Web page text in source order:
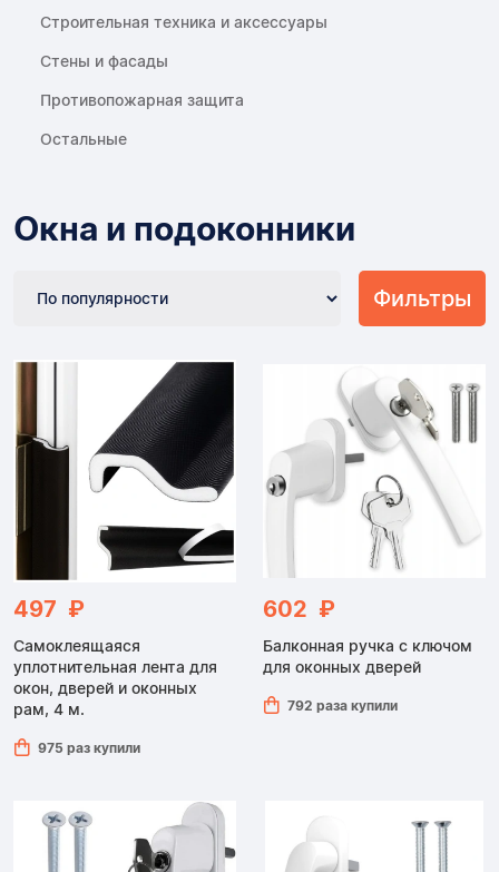
Строительная техника и аксессуары
Стены и фасады
Противопожарная защита
Остальные
Окна и подоконники
Фильтры
497 ₽
Самоклеящаяся
уплотнительная лента для
окон, дверей и оконных
рам, 4 м.
975 раз купили
602 ₽
Балконная ручка с ключом
для оконных дверей
792 раза купили